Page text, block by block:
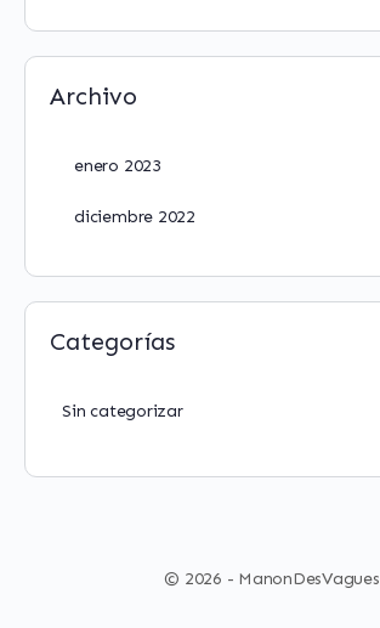
Archivo
enero 2023
diciembre 2022
Categorías
Sin categorizar
© 2026 - ManonDesVagues